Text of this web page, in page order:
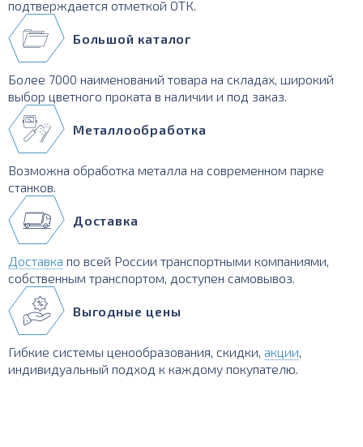
подтверждается отметкой ОТК.
Большой каталог
Более 7000 наименований товара на складах, широкий
выбор цветного проката в наличии и под заказ.
Металлообработка
Возможна обработка металла на современном парке
станков.
Доставка
Доставка по всей России транспортными компаниями,
собственным транспортом, доступен самовывоз.
Выгодные цены
Гибкие системы ценообразования, скидки, акции,
индивидуальный подход к каждому покупателю.